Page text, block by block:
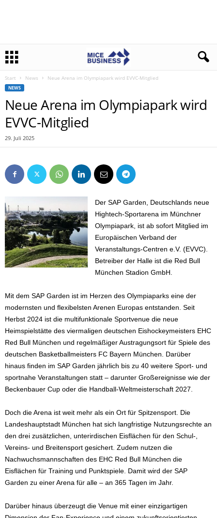
Start News Neue Arena im Olympiapark wird EVVC-Mitglied
NEWS
Neue Arena im Olympiapark wird
EVVC-Mitglied
29. Juli 2025
Der SAP Garden, Deutschlands neue
Hightech-Sportarena im Münchner
Olympiapark, ist ab sofort Mitglied im
Europäischen Verband der
Veranstaltungs-Centren e.V. (EVVC).
Betreiber der Halle ist die Red Bull
München Stadion GmbH.
Mit dem SAP Garden ist im Herzen des Olympiaparks eine der
modernsten und flexibelsten Arenen Europas entstanden. Seit
Herbst 2024 ist die multifunktionale Sportvenue die neue
Heimspielstätte des viermaligen deutschen Eishockeymeisters EHC
Red Bull München und regelmäßiger Austragungsort für Spiele des
deutschen Basketballmeisters FC Bayern München. Darüber
hinaus finden im SAP Garden jährlich bis zu 40 weitere Sport- und
sportnahe Veranstaltungen statt – darunter Großereignisse wie der
Beckenbauer Cup oder die Handball-Weltmeisterschaft 2027.
Doch die Arena ist weit mehr als ein Ort für Spitzensport. Die
Landeshauptstadt München hat sich langfristige Nutzungsrechte an
den drei zusätzlichen, unterirdischen Eisflächen für den Schul-,
Vereins- und Breitensport gesichert. Zudem nutzen die
Nachwuchsmannschaften des EHC Red Bull München die
Eisflächen für Training und Punktspiele. Damit wird der SAP
Garden zu einer Arena für alle – an 365 Tagen im Jahr.
Darüber hinaus überzeugt die Venue mit einer einzigartigen